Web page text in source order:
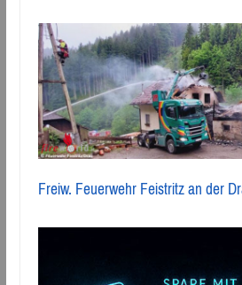
Freiw. Feuerwehr Feistritz an der